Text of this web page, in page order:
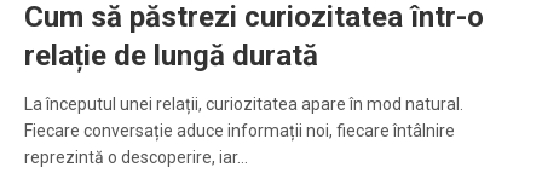
Cum să păstrezi curiozitatea într-o
relație de lungă durată
La începutul unei relații, curiozitatea apare în mod natural.
Fiecare conversație aduce informații noi, fiecare întâlnire
reprezintă o descoperire, iar…